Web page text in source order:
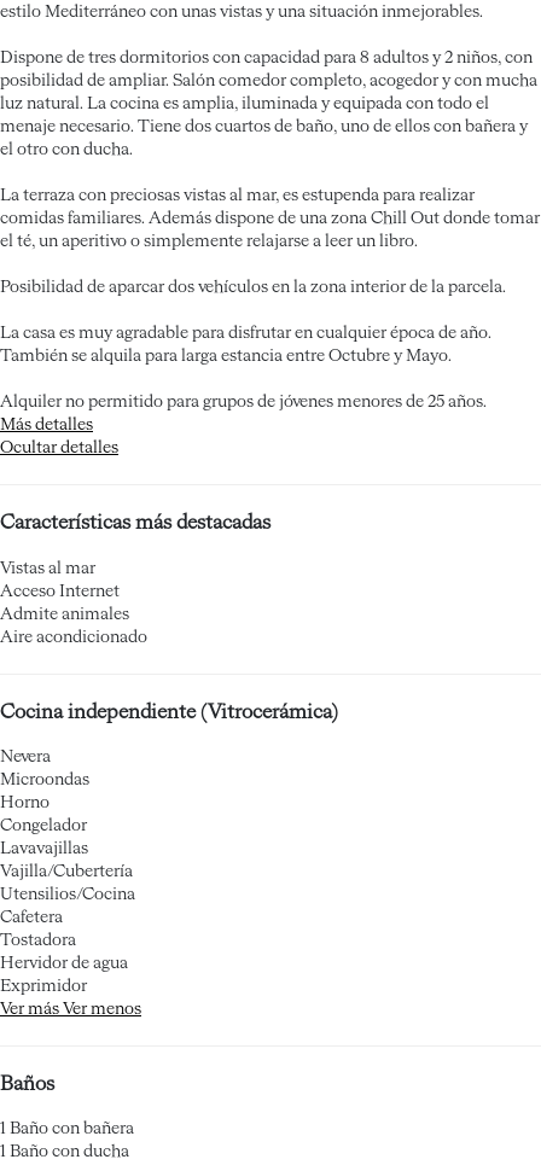
estilo Mediterráneo con unas vistas y una situación inmejorables.
Dispone de tres dormitorios con capacidad para 8 adultos y 2 niños, con
posibilidad de ampliar. Salón comedor completo, acogedor y con mucha
luz natural. La cocina es amplia, iluminada y equipada con todo el
menaje necesario. Tiene dos cuartos de baño, uno de ellos con bañera y
el otro con ducha.
La terraza con preciosas vistas al mar, es estupenda para realizar
comidas familiares. Además dispone de una zona Chill Out donde tomar
el té, un aperitivo o simplemente relajarse a leer un libro.
Posibilidad de aparcar dos vehículos en la zona interior de la parcela.
La casa es muy agradable para disfrutar en cualquier época de año.
También se alquila para larga estancia entre Octubre y Mayo.
Alquiler no permitido para grupos de jóvenes menores de 25 años.
Más detalles
Ocultar detalles
Características más destacadas
Vistas al mar
Acceso Internet
Admite animales
Aire acondicionado
Cocina independiente (Vitrocerámica)
Nevera
Microondas
Horno
Congelador
Lavavajillas
Vajilla/Cubertería
Utensilios/Cocina
Cafetera
Tostadora
Hervidor de agua
Exprimidor
Ver más Ver menos
Baños
1 Baño con bañera
1 Baño con ducha